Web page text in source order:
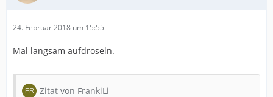
24. Februar 2018 um 15:55
Mal langsam aufdröseln.
Zitat von FrankiLi